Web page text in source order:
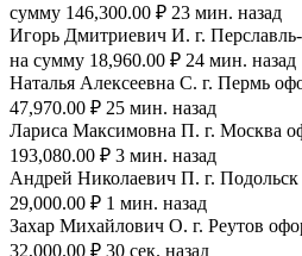
сумму 146,300.00 ₽ 23 мин. назад
Игорь Дмитриевич И. г.
на сумму 18,960.00 ₽ 24 мин. назад
Наталья Алексеевна С. г. Пермь
47,970.00 ₽ 25 мин. назад
Лариса Максимовна П. г. Москва
193,080.00 ₽ 3 мин. назад
Андрей Николаевич П. г.
29,000.00 ₽ 1 мин. назад
Захар Михайлович О. г. Реутов
32,000.00 ₽ 30 сек. назад